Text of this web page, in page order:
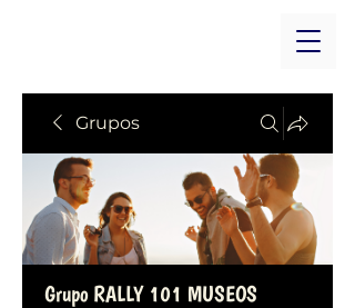
Grupos
Grupo RALLY 101 MUSEOS